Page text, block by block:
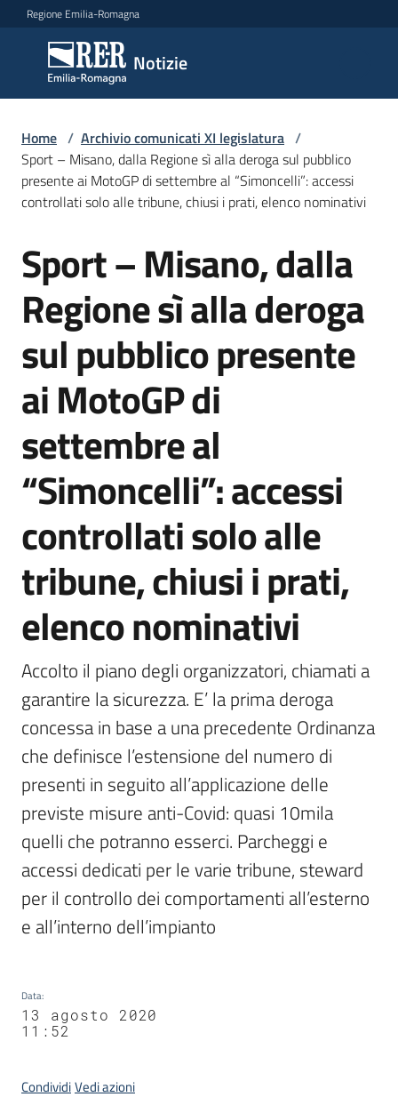
Vai al contenuto
Vai alla navigazione
Vai al footer
Regione Emilia-Romagna
Notizie
Notizie
Comunicati
stampa
Cerca
comunicato
Risorse
Agenzia
informazione
e
comunicazione
Seguici
su
Home / Archivio comunicati XI legislatura /
Sport – Misano, dalla Regione sì alla deroga sul pubblico
presente ai MotoGP di settembre al “Simoncelli”: accessi
controllati solo alle tribune, chiusi i prati, elenco nominativi
Salta al contenuto
Sport – Misano, dalla
Regione sì alla deroga
sul pubblico presente
ai MotoGP di
settembre al
“Simoncelli”: accessi
controllati solo alle
tribune, chiusi i prati,
elenco nominativi
Accolto il piano degli organizzatori, chiamati a
garantire la sicurezza. E’ la prima deroga
concessa in base a una precedente Ordinanza
che definisce l’estensione del numero di
presenti in seguito all’applicazione delle
previste misure anti-Covid: quasi 10mila
quelli che potranno esserci. Parcheggi e
accessi dedicati per le varie tribune, steward
per il controllo dei comportamenti all’esterno
e all’interno dell’impianto
Data:
13 agosto 2020
11:52
CondividiVedi azioni